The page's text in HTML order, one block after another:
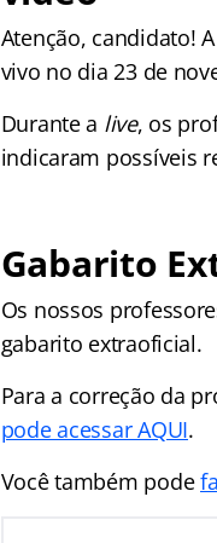
Atenção, candidato!
vivo no dia 23 de
Durante a live, os
indicaram possíveis
Gabarito
Os nossos
gabarito extraoficial.
Para a correção da
pode acessar AQUI.
Você também pode